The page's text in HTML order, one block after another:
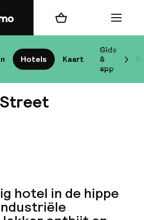
Hotels Kaart
Gids
&
app
Winkelmand Menu
Street
hotel in de hippe